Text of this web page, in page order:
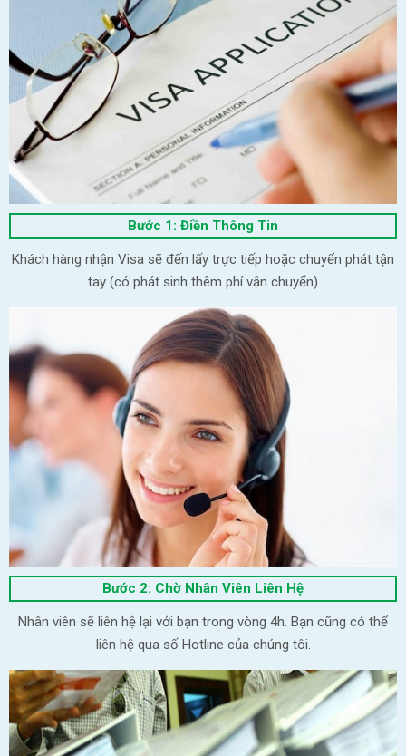
Bước 1: Điền Thông Tin
Khách hàng nhận Visa sẽ đến lấy trực tiếp hoặc chuyển phát tận
tay (có phát sinh thêm phí vận chuyển)
Bước 2: Chờ Nhân Viên Liên Hệ
Nhân viên sẽ liên hệ lại với bạn trong vòng 4h. Bạn cũng có thể
liên hệ qua số Hotline của chúng tôi.